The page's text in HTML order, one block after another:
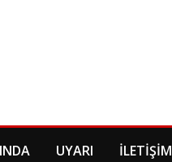
UYARI İLETİŞİM